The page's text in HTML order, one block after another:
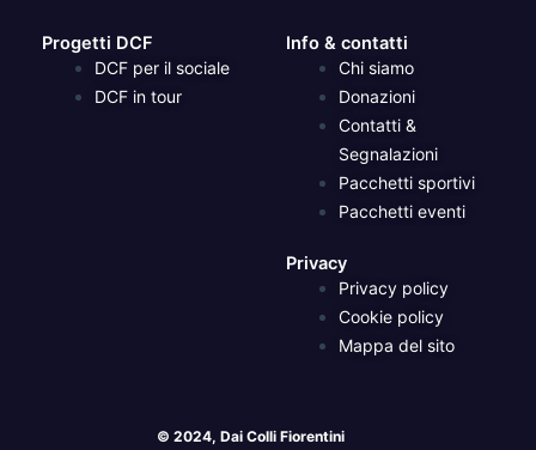
Progetti DCF
DCF per il sociale
DCF in tour
Info & contatti
Chi siamo
Donazioni
Contatti &
Segnalazioni
Pacchetti sportivi
Pacchetti eventi
Privacy
Privacy policy
Cookie policy
Mappa del sito
© 2024, Dai Colli Fiorentini